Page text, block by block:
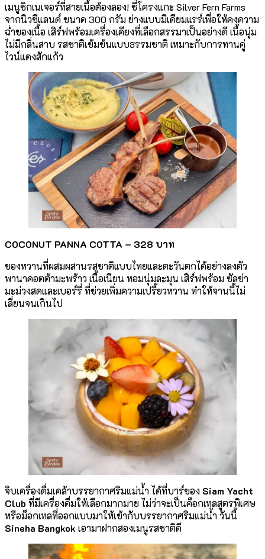
เมนูซิกเนเจอร์ที่สายเนื้อต้องลอง! ซี่โครงแกะ Silver Fern Farms
จากนิวซีแลนด์ ขนาด 300 กรัม ย่างแบบมีเดียมแรร์เพื่อให้คงความ
ฉ่ำของเนื้อ เสิร์ฟพร้อมเครื่องเคียงที่เลือกสรรมาเป็นอย่างดี เนื้อนุ่ม
ไม่มีกลิ่นสาบ รสชาติเข้มข้นแบบธรรมชาติ เหมาะกับการทานคู่
ไวน์แดงสักแก้ว
COCONUT PANNA COTTA – 328 บาท
ของหวานที่ผสมผสานรสชาติแบบไทยและตะวันตกได้อย่างลงตัว
พานาคอตต้ามะพร้าว เนื้อเนียน หอมนุ่มละมุน เสิร์ฟพร้อม ซัลซ่า
มะม่วงสดและเบอร์รี่ ที่ช่วยเพิ่มความเปรี้ยวหวาน ทำให้จานนี้ไม่
เลี่ยนจนเกินไป
จิบเครื่องดื่มเคล้าบรรยากาศริมแม่น้ำ ได้ที่บาร์ของ Siam Yacht
Club ที่มีเครื่องดื่มให้เลือกมากมาย ไม่ว่าจะเป็นค็อกเทลสูตรพิเศษ
หรือม็อกเทลที่ออกแบบมาให้เข้ากับบรรยากาศริมแม่น้ำ วันนี้
Sineha Bangkok เอามาฝากสองเมนูรสชาติดี